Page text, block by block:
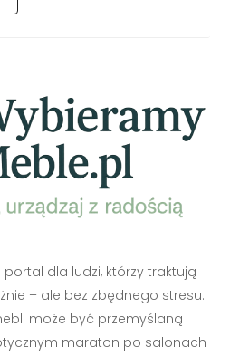
portal dla ludzi, którzy traktują
– ale bez zbędnego stresu.
może być przemyślaną
maraton po salonach